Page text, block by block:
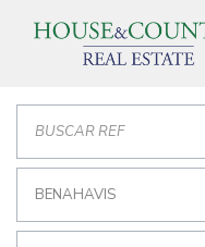
BENAHAVIS